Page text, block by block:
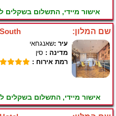
אישור מיידי, התשלום בשקלים
שם המלון:
עיר :שאנגחאי
מדינה : סין
רמת אירוח :
אישור מיידי, התשלום בשקלים